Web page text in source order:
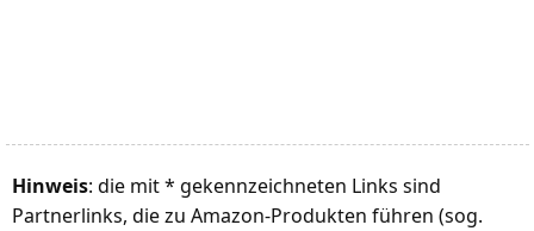
Hinweis: die mit * gekennzeichneten Links sind
Partnerlinks, die zu Amazon-Produkten führen (sog.